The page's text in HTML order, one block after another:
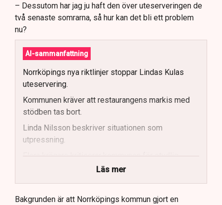
– Dessutom har jag ju haft den över uteserveringen de
två senaste somrarna, så hur kan det bli ett problem
nu?
AI-sammanfattning
Norrköpings nya riktlinjer stoppar Lindas Kulas
uteservering.
Kommunen kräver att restaurangens markis med
stödben tas bort.
Linda Nilsson beskriver situationen som
utpressning.
Flera krögare kritiserar kommunen för otydlig
Kommunen vill skapa enhetliga regler för
uteserveringar.
Läs mer
Bakgrunden är att Norrköpings kommun gjort en